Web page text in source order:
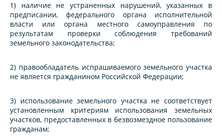
1) наличие не устраненных нарушений, указанных в
предписании, федерального органа исполнительной
власти или органа местного самоуправления по
результатам проверки соблюдения требований
земельного законодательства;
2) правообладатель испрашиваемого земельного участка
не является гражданином Российской Федерации;
3) использование земельного участка не соответствует
установленным критериям использования земельных
участков, предоставленных в безвозмездное пользование
гражданам;